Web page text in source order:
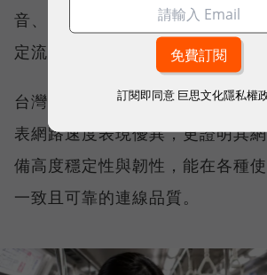
音、傳送 LINE 訊息、分享社群
定流暢，不因環境改變而明顯降速
台灣大哥大能同時拿下這兩項全
表網路速度表現優異，更證明其
備高度穩定性與韌性，能在各種
一致且可靠的連線品質。
訂閱即同意 巨思文化隱私權